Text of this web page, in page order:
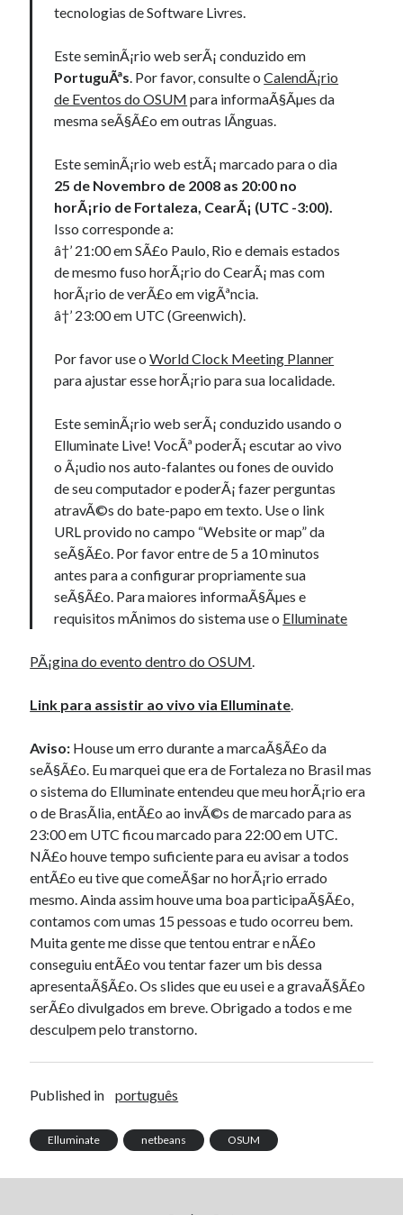
tecnologias de Software Livres.
Este seminÃ¡rio web serÃ¡ conduzido em
PortuguÃªs. Por favor, consulte oCalendÃ¡rio
de Eventos do OSUM para informaÃ§Ãµes da
mesma seÃ§Ã£o em outras lÃ­nguas.
Este seminÃ¡rio web estÃ¡ marcado para o dia
25 de Novembro de 2008 as 20:00 no
horÃ¡rio de Fortaleza, CearÃ¡ (UTC -3:00).
Isso corresponde a:
â†’ 21:00 em SÃ£o Paulo, Rio e demais estados
de mesmo fuso horÃ¡rio do CearÃ¡ mas com
horÃ¡rio de verÃ£o em vigÃªncia.
â†’ 23:00 em UTC (Greenwich).
Por favor use oWorld Clock Meeting Planner
para ajustar esse horÃ¡rio para sua localidade.
Este seminÃ¡rio web serÃ¡ conduzido usando o
Elluminate Live! VocÃª poderÃ¡ escutar ao vivo
o Ã¡udio nos auto-falantes ou fones de ouvido
de seu computador e poderÃ¡ fazer perguntas
atravÃ©s do bate-papo em texto. Use o link
URL provido no campo “Website or map” da
seÃ§Ã£o. Por favor entre de 5 a 10 minutos
antes para a configurar propriamente sua
seÃ§Ã£o. Para maiores informaÃ§Ãµes e
requisitos mÃ­nimos do sistema use o Elluminate
PÃ¡gina do evento dentro do OSUM.
Link para assistir ao vivo via Elluminate.
Aviso: House um erro durante a marcaÃ§Ã£o da
seÃ§Ã£o. Eu marquei que era de Fortaleza no Brasil mas
o sistema do Elluminate entendeu que meu horÃ¡rio era
o de BrasÃ­lia, entÃ£o ao invÃ©s de marcado para as
23:00 em UTC ficou marcado para 22:00 em UTC.
NÃ£o houve tempo suficiente para eu avisar a todos
entÃ£o eu tive que comeÃ§ar no horÃ¡rio errado
mesmo. Ainda assim houve uma boa participaÃ§Ã£o,
contamos com umas 15 pessoas e tudo ocorreu bem.
Muita gente me disse que tentou entrar e nÃ£o
conseguiu entÃ£o vou tentar fazer um bis dessa
apresentaÃ§Ã£o. Os slides que eu usei e a gravaÃ§Ã£o
serÃ£o divulgados em breve. Obrigado a todos e me
desculpem pelo transtorno.
Published in português
Elluminate netbeans OSUM